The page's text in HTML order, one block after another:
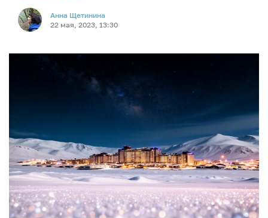
Анна Щетинина
22 мая, 2023, 13:30